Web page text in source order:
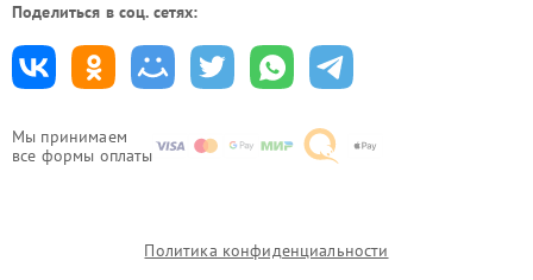
Мы принимаем
все формы оплаты
Поделиться в соц. сетях:
Политика конфиденциальности